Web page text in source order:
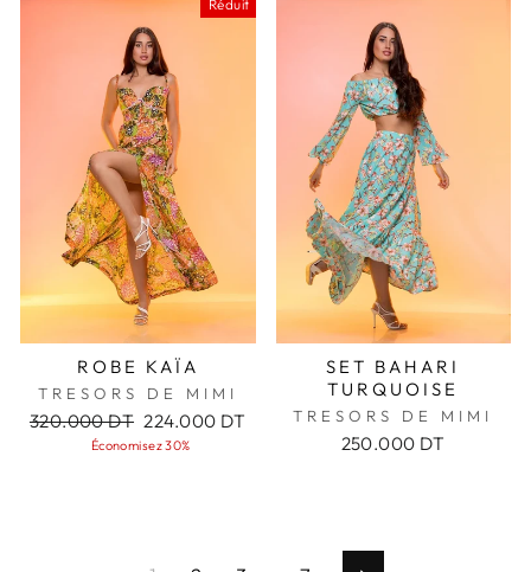
Réduit
ROBE KAÏA
TRESORS DE MIMI
Prix
320.000 DT Prix
réduit
224.000 DT
Économisez 30%
SET BAHARI
TURQUOISE
TRESORS DE MIMI
250.000 DT